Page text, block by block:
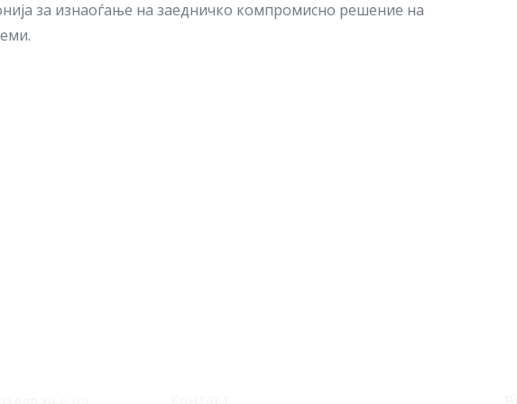
за изнаоѓање на заедничко компромисно решение на